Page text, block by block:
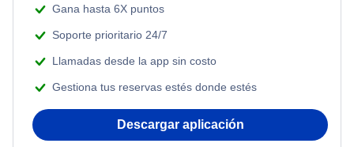
Flights from Shanghai to Nueva York
Flights from Delhi to Nueva York
Beach Vacations
Gana hasta 6X puntos
Soporte prioritario 24/7
Llamadas desde la app sin costo
Gestiona tus reservas estés donde estés
Descargar aplicación